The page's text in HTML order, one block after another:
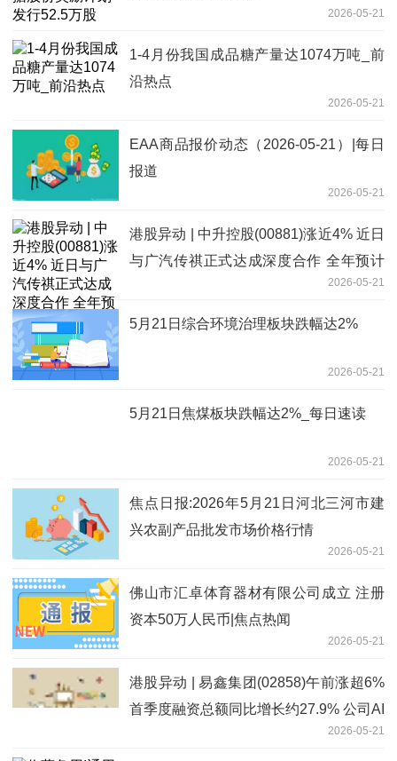
2026-05-21
1-4月份我国成品糖产量达1074万吨_前
沿热点
2026-05-21
EAA商品报价动态（2026-05-21）|每日
报道
2026-05-21
港股异动 | 中升控股(00881)涨近4% 近日
与广汽传祺正式达成深度合作 全年预计
2026-05-21
5月21日综合环境治理板块跌幅达2%
2026-05-21
5月21日焦煤板块跌幅达2%_每日速读
2026-05-21
焦点日报:2026年5月21日河北三河市建
兴农副产品批发市场价格行情
2026-05-21
佛山市汇卓体育器材有限公司成立 注册
资本50万人民币|焦点热闻
2026-05-21
港股异动 | 易鑫集团(02858)午前涨超6%
首季度融资总额同比增长约27.9% 公司AI
2026-05-21